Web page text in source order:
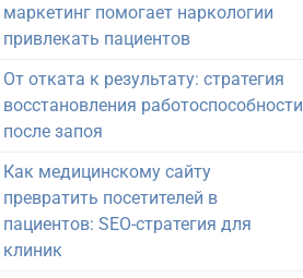
маркетинг помогает наркологии
привлекать пациентов
От отката к результату: стратегия
восстановления работоспособности
после запоя
Как медицинскому сайту
превратить посетителей в
пациентов: SEO-стратегия для
клиник